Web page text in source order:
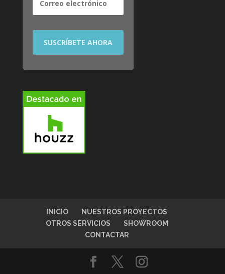
INICIO
NUESTROS PROYECTOS
OTROS SERVICIOS
SHOWROOM
CONTACTAR